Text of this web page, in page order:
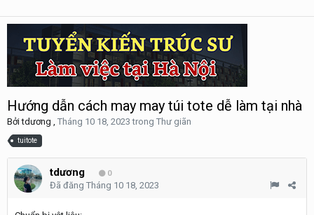
Hướng dẫn cách may may túi tote dễ làm tại nhà
Bởitdương , Tháng 10 18, 2023trong Thư giãn
tuitote
tdương 0
Đã đăng Tháng 10 18, 2023